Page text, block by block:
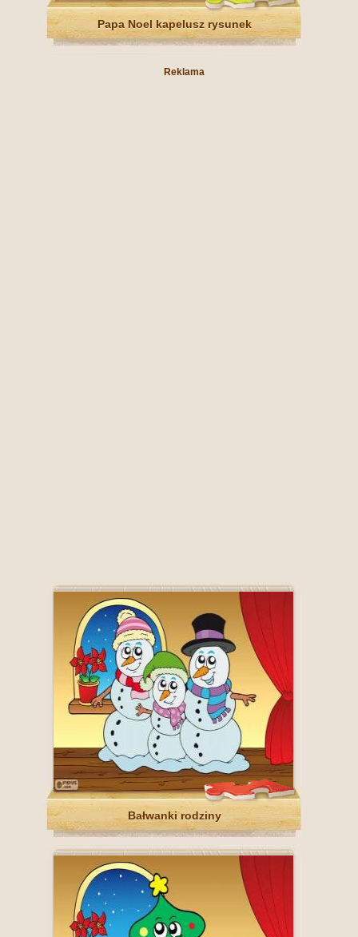
Papa Noel kapelusz rysunek
Reklama
Bałwanki rodziny